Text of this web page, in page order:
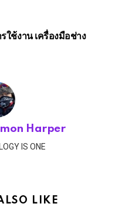
ใช้งาน เครื่องมือช่าง
Harper
IS ONE
LIKE